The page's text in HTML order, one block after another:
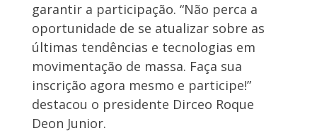
garantir a participação. “Não perca a
oportunidade de se atualizar sobre as
últimas tendências e tecnologias em
movimentação de massa. Faça sua
inscrição agora mesmo e participe!”
destacou o presidente Dirceo Roque
Deon Junior.